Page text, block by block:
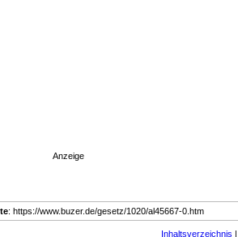
Anzeige
: https://www.buzer.de/gesetz/1020/al45667-0.htm
Inhaltsverzeichnis |